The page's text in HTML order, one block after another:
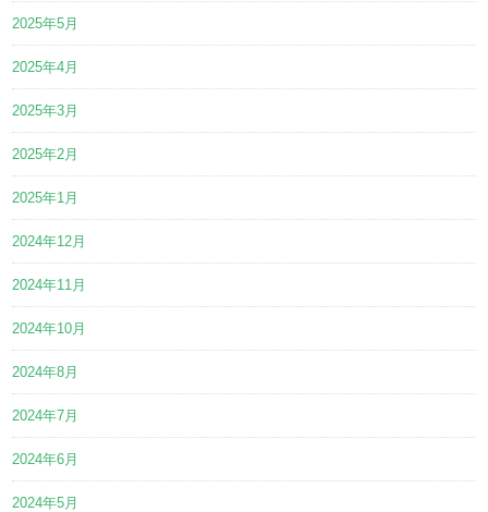
2025年5月
2025年4月
2025年3月
2025年2月
2025年1月
2024年12月
2024年11月
2024年10月
2024年8月
2024年7月
2024年6月
2024年5月